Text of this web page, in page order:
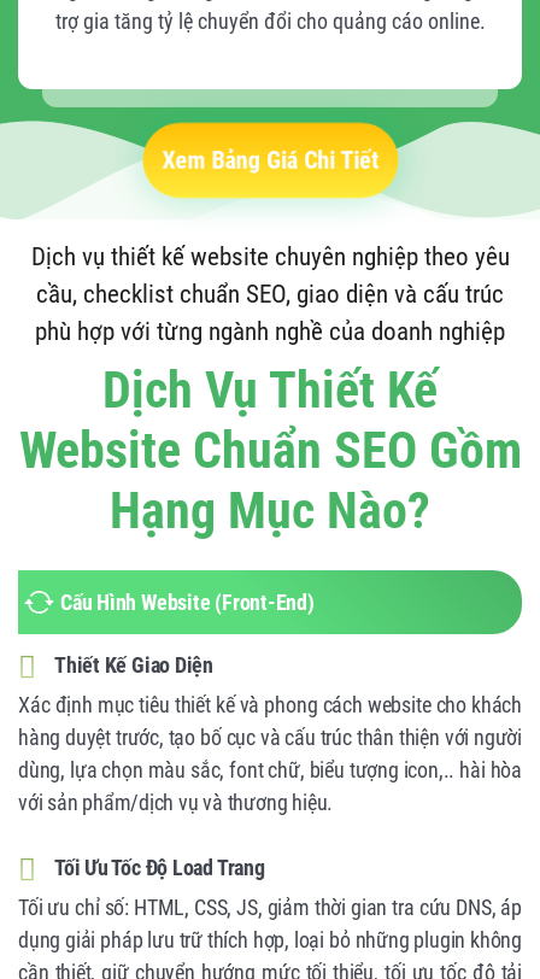
trợ gia tăng tỷ lệ chuyển đổi cho quảng cáo online.
Xem Bảng Giá Chi Tiết
Dịch vụ thiết kế website chuyên nghiệp theo yêu
cầu, checklist chuẩn SEO, giao diện và cấu trúc
phù hợp với từng ngành nghề của doanh nghiệp
Dịch Vụ Thiết Kế
Website Chuẩn SEO Gồm
Hạng Mục Nào?
Cấu Hình Website (Front-End)
Thiết Kế Giao Diện
Xác định mục tiêu thiết kế và phong cách website cho khách
hàng duyệt trước, tạo bố cục và cấu trúc thân thiện với người
dùng, lựa chọn màu sắc, font chữ, biểu tượng icon,.. hài hòa
với sản phẩm/dịch vụ và thương hiệu.
Tối Ưu Tốc Độ Load Trang
Tối ưu chỉ số: HTML, CSS, JS, giảm thời gian tra cứu DNS, áp
dụng giải pháp lưu trữ thích hợp, loại bỏ những plugin không
cần thiết, giữ chuyển hướng mức tối thiểu, tối ưu tốc độ tải